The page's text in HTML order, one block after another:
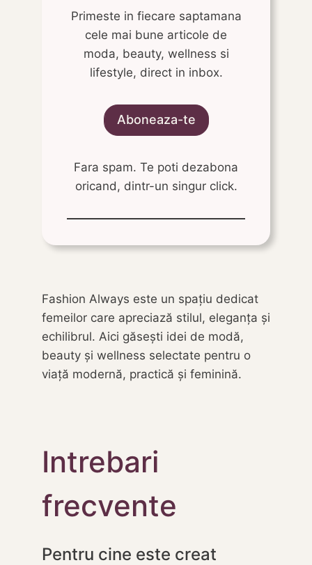
Primeste in fiecare saptamana
cele mai bune articole de
moda, beauty, wellness si
lifestyle, direct in inbox.
Aboneaza-te
Fara spam. Te poti dezabona
oricand, dintr-un singur click.
Fashion Always este un spațiu dedicat
femeilor care apreciază stilul, eleganța și
echilibrul. Aici găsești idei de modă,
beauty și wellness selectate pentru o
viață modernă, practică și feminină.
Intrebari
frecvente
Pentru cine este creat